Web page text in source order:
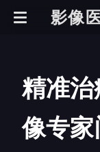
影像
精准
像专